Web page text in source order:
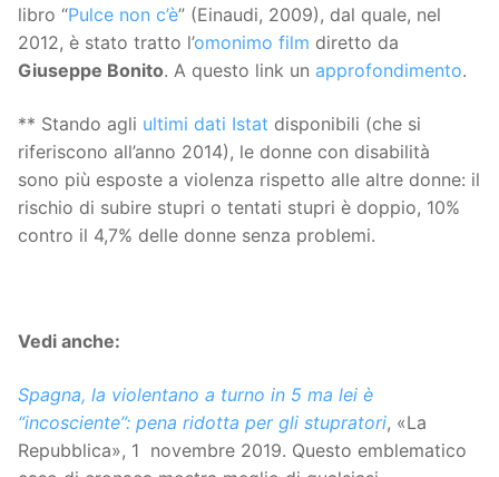
libro “Pulce non c’è” (Einaudi, 2009), dal quale, nel
2012, è stato tratto l’omonimo film diretto da
Giuseppe Bonito. A questo link un approfondimento.
** Stando agli ultimi dati Istat disponibili (che si
riferiscono all’anno 2014), le donne con disabilità
sono più esposte a violenza rispetto alle altre donne: il
rischio di subire stupri o tentati stupri è doppio, 10%
contro il 4,7% delle donne senza problemi.
Vedi anche:
Spagna, la violentano a turno in 5 ma lei è
“incosciente”: pena ridotta per gli stupratori, «La
Repubblica», 1 novembre 2019. Questo emblematico